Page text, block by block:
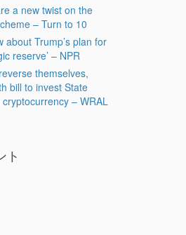
a new twist on the
– Turn to 10
about Trump’s plan for
reserve’ – NPR
themselves,
bill to invest State
– WRAL
ト